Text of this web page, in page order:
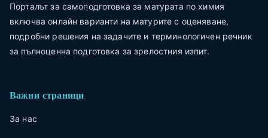
Порталът за самоподготовка за матурата по химия
включва онлайн варианти на матурите с оценяване,
подробни решения на задачите и терминологичен речник
за пълноценна подготовка за зрелостния изпит.
Важни страници
За нас